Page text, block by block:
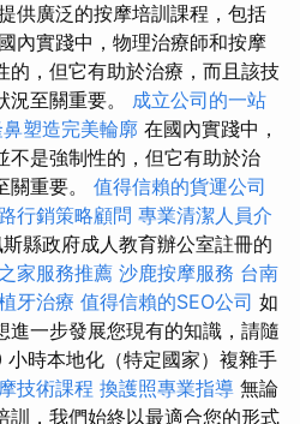
供廣泛的按摩培訓課程，包括
內實踐中，物理治療師和按摩
的，但它有助於治療，而且該技
況至關重要。 成立公司的一站
塑造完美輪廓 在國內實踐中，
不是強制性的，但它有助於治
關重要。 值得信賴的貨運公司
行銷策略顧問 專業清潔人員介
縣政府成人教育辦公室註冊的
家服務推薦 沙鹿按摩服務 台南
牙治療 值得信賴的SEO公司 如
進一步發展您現有的知識，請隨
時本地化（特定國家）複雜手
技術課程 換護照專業指導 無論
訓，我們始終以最適合您的形式